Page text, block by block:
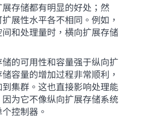
存储都有明显的好处；然
展性水平各不相同。例如，
和处理量时，横向扩展存储
的可用性和容量强于纵向扩
容量的增加过程非常顺利，
集群。这也直接影响处理能
为它不像纵向扩展存储系统
控制器。